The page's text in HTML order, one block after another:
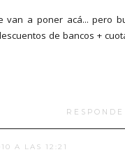
van a poner acá... pero
de bancos +
A LAS 12:21